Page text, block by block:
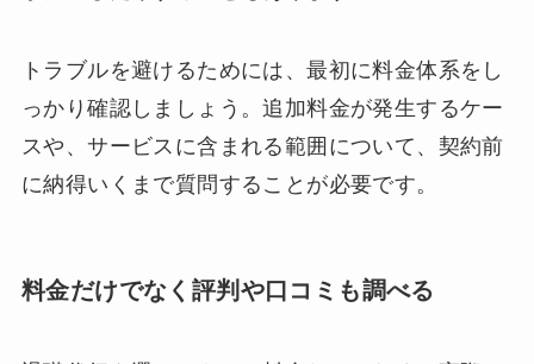
トラブルを避けるためには、最初に料金体系をし
っかり確認しましょう。追加料金が発生するケー
スや、サービスに含まれる範囲について、契約前
に納得いくまで質問することが必要です。
料金だけでなく評判や口コミも調べる